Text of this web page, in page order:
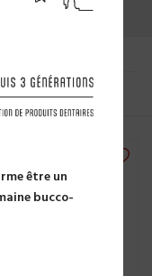
être un
bucco-